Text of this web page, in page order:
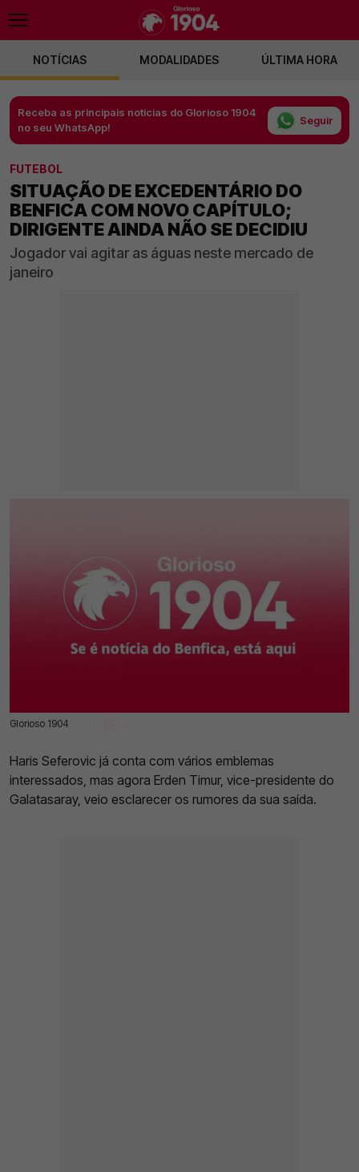
NOTÍCIAS MODALIDADES ÚLTIMA HORA
Receba as principais notícias do Glorioso 1904
no seu WhatsApp!
Seguir
FUTEBOL
SITUAÇÃO DE EXCEDENTÁRIO DO
BENFICA COM NOVO CAPÍTULO;
DIRIGENTE AINDA NÃO SE DECIDIU
Jogador vai agitar as águas neste mercado de
janeiro
Glorioso 1904
16 Dez 2022 | 09:39 |
Haris Seferovic já conta com vários emblemas
interessados, mas agora Erden Timur, vice-presidente do
Galatasaray, veio esclarecer os rumores da sua saída.